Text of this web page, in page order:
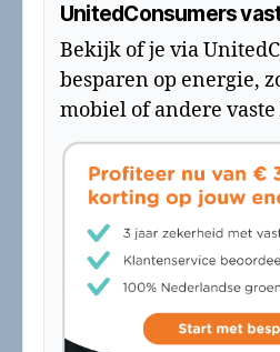
UnitedConsumers
Bekijk of je via
besparen op energie,
mobiel of andere vaste